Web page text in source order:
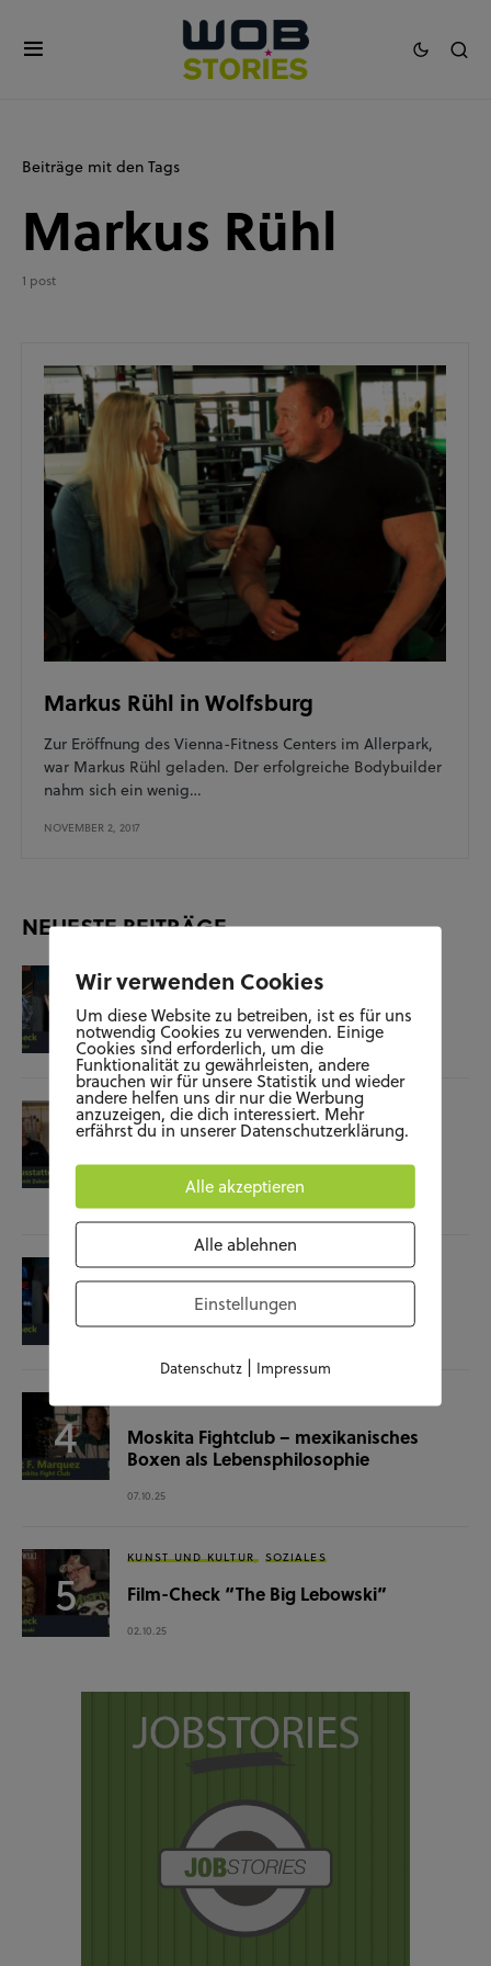
Beiträge mit den Tags
Markus Rühl
1 post
Markus Rühl in Wolfsburg
Zur Eröffnung des Vienna-Fitness Centers im Allerpark,
war Markus Rühl geladen. Der erfolgreiche Bodybuilder
nahm sich ein wenig…
NOVEMBER 2, 2017
NEUESTE BEITRÄGE
KUNST UND KULTUR SOZIALES
Film-Check “The Terminator”
04.11.25
SOZIALES WISSENSCHAFT & NATUR
Raumausstatterin – (k)ein Beruf mit
Zukunft?
KUNST UND KULTUR SOZIALES
Film-Check “Christine”
Moskita Fightclub – mexikanisches
Boxen als Lebensphilosophie
07.10.25
KUNST UND KULTUR SOZIALES
Film-Check “The Big Lebowski”
02.10.25
Wir verwenden Cookies
Um diese Website zu betreiben, ist es für uns
notwendig Cookies zu verwenden. Einige
Cookies sind erforderlich, um die
Funktionalität zu gewährleisten, andere
brauchen wir für unsere Statistik und wieder
andere helfen uns dir nur die Werbung
anzuzeigen, die dich interessiert. Mehr
erfährst du in unserer Datenschutzerklärung.
Alle akzeptieren
Alle ablehnen
Einstellungen
Datenschutz| Impressum